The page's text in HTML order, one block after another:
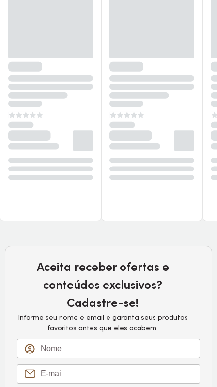
Aceita receber ofertas e
conteúdos exclusivos?
Cadastre-se!
Informe seu nome e email e garanta seus produtos
favoritos antes que eles acabem.